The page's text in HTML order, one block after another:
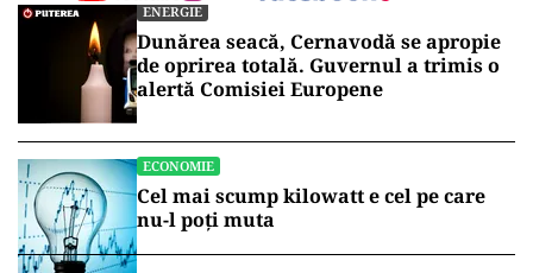
ENERGIE
Dunărea seacă, Cernavodă se apropie
de oprirea totală. Guvernul a trimis o
alertă Comisiei Europene
ECONOMIE
Cel mai scump kilowatt e cel pe care
nu-l poți muta